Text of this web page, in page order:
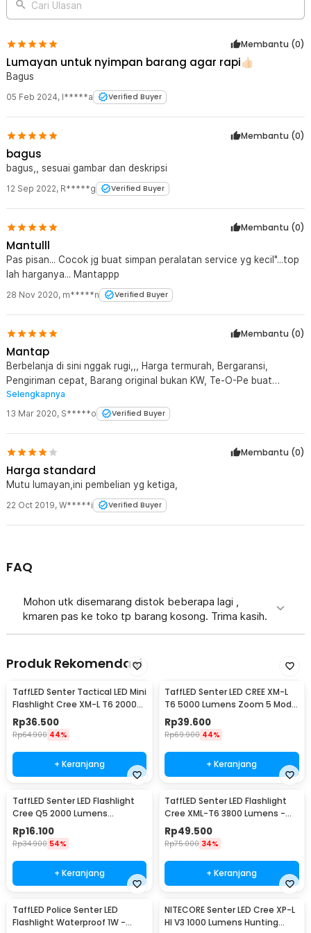
Cari Ulasan
Membantu (0)
Lumayan untuk nyimpan barang agar rapi👍🏻
Bagus
05 Feb 2024, I*****a Verified Buyer
Membantu (0)
bagus
bagus,, sesuai gambar dan deskripsi
12 Sep 2022, R*****g Verified Buyer
Membantu (0)
Mantulll
Pas pisan... Cocok jg buat simpan peralatan service yg kecil"...top
lah harganya... Mantappp
28 Nov 2020, m*****n Verified Buyer
Membantu (0)
Mantap
Berbelanja di sini nggak rugi,,, Harga termurah, Bergaransi,
Pengiriman cepat, Barang original bukan KW, Te-O-Pe buat
jakarta notebook...!!! selanjutnya biar bintang yang menilai
Selengkapnya
13 Mar 2020, S*****o Verified Buyer
Membantu (0)
Harga standard
Mutu lumayan,ini pembelian yg ketiga,
22 Oct 2019, W*****i Verified Buyer
FAQ
Mohon utk disemarang distok beberapa lagi ,
kmaren pas ke toko tp barang kosong. Trima kasih.
Produk Rekomendasi
TaffLED Senter Tactical LED Mini
Flashlight Cree XM-L T6 2000
Lumens - E17
Rp36.500
Rp64.900 44%
+ Keranjang
TaffLED Senter LED CREE XM-L
T6 5000 Lumens Zoom 5 Mode
Baterai 26650 - E97
Rp39.600
Rp69.900 44%
+ Keranjang
TaffLED Senter LED Flashlight
Cree Q5 2000 Lumens
Aluminium Steel - LFU01
Rp16.100
Rp34.900 54%
+ Keranjang
TaffLED Senter LED Flashlight
Cree XML-T6 3800 Lumens -
E27
Rp49.500
Rp75.000 34%
+ Keranjang
TaffLED Police Senter LED
Flashlight Waterproof 1W -
NITECORE Senter LED Cree XP-L
HI V3 1000 Lumens Hunting